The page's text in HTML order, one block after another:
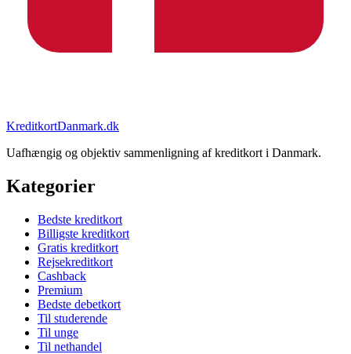
KreditkortDanmark.dk
Uafhængig og objektiv sammenligning af kreditkort i Danmark.
Kategorier
Bedste kreditkort
Billigste kreditkort
Gratis kreditkort
Rejsekreditkort
Cashback
Premium
Bedste debetkort
Til studerende
Til unge
Til nethandel